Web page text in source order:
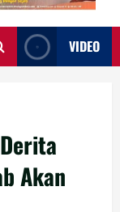
VIDEO
Akan